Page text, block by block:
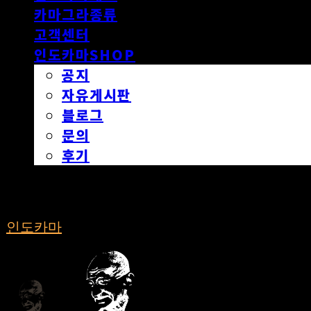
카마그라종류
고객센터
인도카마SHOP
공지
자유게시판
블로그
문의
후기
인도카마